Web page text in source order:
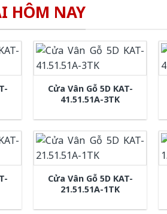
HÔM NAY
Cửa Vân Gỗ 5D KAT-
41.51.51A-3TK
Cửa Vân Gỗ 5D KAT-
21.51.51A-1TK